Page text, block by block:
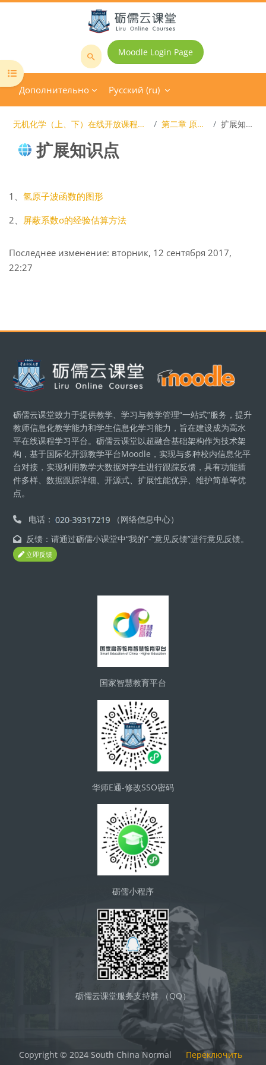
Перейти к основному содержанию
Поиск
Moodle Login Page
Дополнительно Русский ‎(ru)‎
Открыть оглавление курса
无机化学（上、下）在线开放课程（2018级） 第二章 原子结构 扩展知识点
扩展知识点
Блоки
1、 氢原子波函数的图形
2、 屏蔽系数σ的经验估算方法
Последнее изменение: вторник, 12 сентября 2017,
22:27
Блоки
砺儒云课堂致力于提供教学、学习与教学管理“一站式”服务，提升
教师信息化教学能力和学生信息化学习能力，旨在建设成为高水
平在线课程学习平台。砺儒云课堂以超融合基础架构作为技术架
构，基于国际化开源教学平台Moodle，实现与多种校内信息化平
台对接，实现利用教学大数据对学生进行跟踪反馈，具有功能插
件多样、数据跟踪详细、开源式、扩展性能优异、维护简单等优
点。
电话：
（网络信息中心）
反馈：请通过砺儒小课堂中“我的”-“意见反馈”进行意见反馈。
立即反馈
国家智慧教育平台
华师E通-修改SSO密码
砺儒小程序
砺儒云课堂服务支持群 （QQ）
Copyright © 2024 South China Normal
Переключить